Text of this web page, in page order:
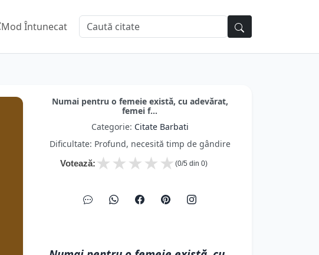
Mod Întunecat
Numai pentru o femeie există, cu adevărat,
femei f...
Categorie: Citate Barbati
Dificultate: Profund, necesită timp de gândire
Votează: ★
★
★
★
★ (0/5 din 0)